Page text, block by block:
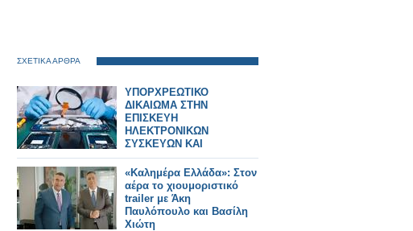
ΣΧΕΤΙΚΑ ΑΡΘΡΑ
ΥΠΟΡΧΡΕΩΤΙΚΟ
ΔΙΚΑΙΩΜΑ ΣΤΗΝ
ΕΠΙΣΚΕΥΗ
ΗΛΕΚΤΡΟΝΙΚΩΝ
ΣΥΣΚΕΥΩΝ ΚΑΙ
SPARTPHONES ΣΤΗΝ
ΕΛΛΑΔΑ
«Καλημέρα Ελλάδα»: Στον
αέρα το χιουμοριστικό
trailer με Άκη
Παυλόπουλο και Βασίλη
Χιώτη